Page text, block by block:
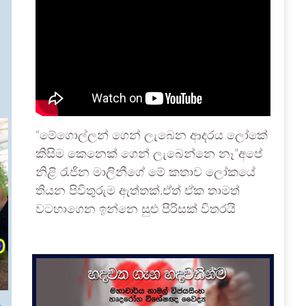
“මේගොල්ලන් ගෙන් ලැබෙන ආදරය ලෝකේ
කිසිම කෙනෙක් ගෙන් ලැබෙන්නෙ නෑ”අපේ
නිළි රැජින මාලිනීගේ මේ කතාව ලෝකයේ
තියන පිවිතුරුම ඇත්තක්.ඒත් ඒක තාමත්
වටහාගෙන ඉන්නෙ සුළු පිරිසක් විතරයි